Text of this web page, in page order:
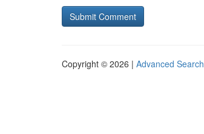
Copyright © 2026 | Advanced Search